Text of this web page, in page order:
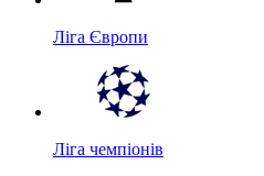
Ліга Європи
Ліга чемпіонів